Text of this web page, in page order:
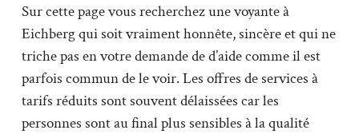
Sur cette page vous recherchez une voyante à
Eichberg qui soit vraiment honnête, sincère et qui ne
triche pas en votre demande de d’aide comme il est
parfois commun de le voir. Les offres de services à
tarifs réduits sont souvent délaissées car les
personnes sont au final plus sensibles à la qualité